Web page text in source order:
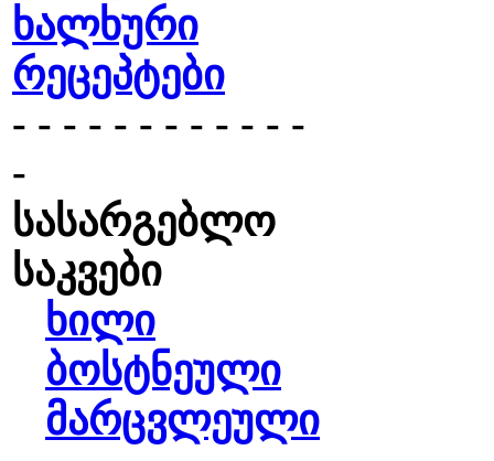
ხალხური
რეცეპტები
- - - - - - - - - - - -
-
სასარგებლო
საკვები
ხილი
ბოსტნეული
მარცვლეული